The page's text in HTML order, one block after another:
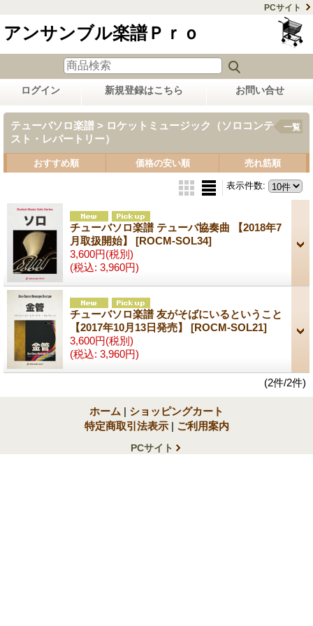
PCサイト
アンサンブル楽譜Ｐｒｏ
ログイン 新規登録はこちら お問い合せ
テューバソロ楽譜 > ロケットミュージック（ソロコンテ
スト・レパートリー）
一覧
おすすめ順 価格の安い順 売れ筋順
表示件数:
チューバソロ楽譜 テューバ協奏曲 【2018年7
月取扱開始】 [ROCM-SOL34]
3,600円(税別)
(税込: 3,960円)
チューバソロ楽譜 友がそばにいるということ
【2017年10月13日発売】 [ROCM-SOL21]
3,600円(税別)
(税込: 3,960円)
(2件/2件)
ホーム | ショッピングカート
特定商取引法表示 | ご利用案内
PCサイト